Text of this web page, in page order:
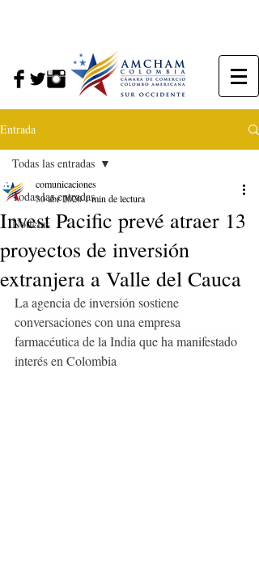
Entrada
Todas las entradas
Noticias
Todas las entradas
Invest Pacific prevé atraer 13
proyectos de inversión
extranjera a Valle del Cauca
comunicaciones
30 abr 20201 min de lectura
La agencia de inversión sostiene
conversaciones con una empresa
farmacéutica de la India que ha manifestado
interés en Colombia